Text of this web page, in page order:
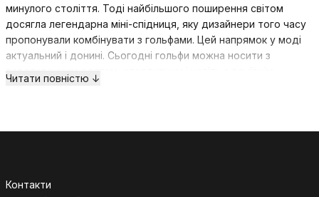
минулого століття. Тоді найбільшого поширення світом
досягла легендарна міні-спідниця, яку дизайнери того часу
пропонували комбінувати з гольфами. Цей напрямок у моді
актуальний і донині. Сьогодні гольфи можна носити з
масажною стопою. Гольфи з масажною стопою оптом у
Читати повністю ↓
Контакти